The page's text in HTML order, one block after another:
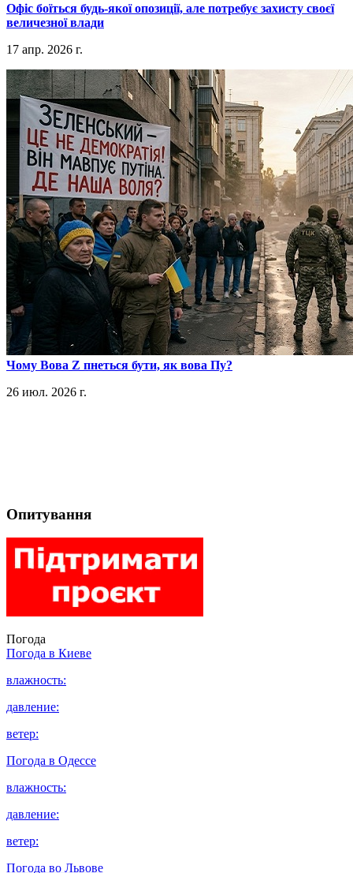
​Офіс боїться будь-якої опозиції, але потребує захисту своєї
величезної влади
17 апр. 2026 г.
​Чому Вова Z пнеться бути, як вова Пу?
26 июл. 2026 г.
Опитування
Погода
Погода в Киеве
влажность:
давление:
ветер:
Погода в Одессе
влажность:
давление:
ветер:
Погода во Львове